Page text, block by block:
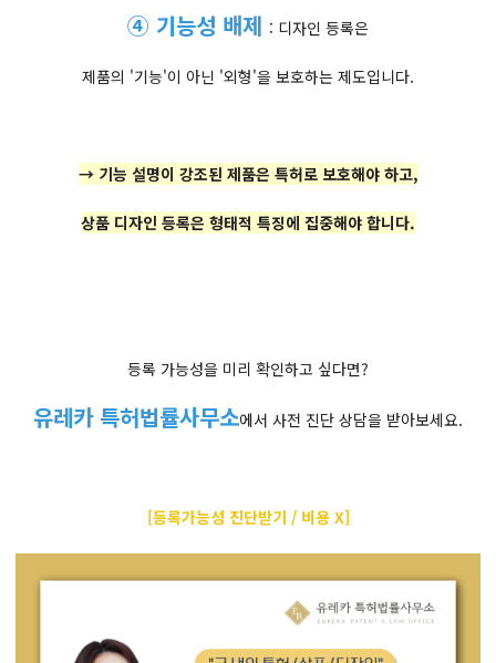
④ 기능성 배제 : 디자인 등록은
제품의 '기능'이 아닌 '외형'을 보호하는 제도입니다.
→ 기능 설명이 강조된 제품은 특허로 보호해야 하고,
상품 디자인 등록은 형태적 특징에 집중해야 합니다.
등록 가능성을 미리 확인하고 싶다면?
유레카 특허법률사무소에서 사전 진단 상담을 받아보세요.
[등록가능성 진단받기 / 비용 X]